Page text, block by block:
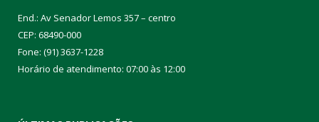
End.: Av Senador Lemos 357 – centro
CEP: 68490-000
Fone: (91) 3637-1228
Horário de atendimento: 07:00 às 12:00